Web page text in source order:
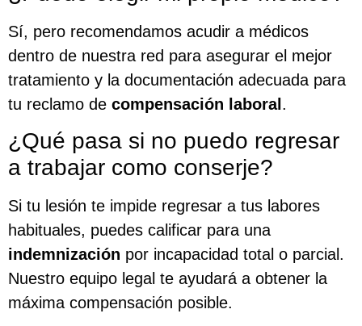
Sí, pero recomendamos acudir a médicos
dentro de nuestra red para asegurar el mejor
tratamiento y la documentación adecuada para
tu reclamo de compensación laboral .
¿Qué pasa si no puedo regresar
a trabajar como conserje?
Si tu lesión te impide regresar a tus labores
habituales, puedes calificar para una
indemnización por incapacidad total o parcial.
Nuestro equipo legal te ayudará a obtener la
máxima compensación posible.